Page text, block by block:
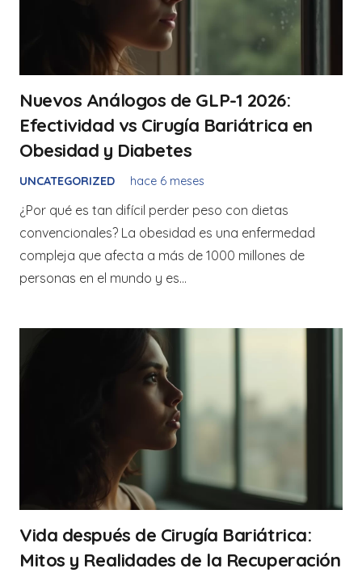
Nuevos Análogos de GLP-1 2026:
Efectividad vs Cirugía Bariátrica en
Obesidad y Diabetes
UNCATEGORIZED hace 6 meses
¿Por qué es tan difícil perder peso con dietas
convencionales? La obesidad es una enfermedad
compleja que afecta a más de 1000 millones de
personas en el mundo y es…
Vida después de Cirugía Bariátrica:
Mitos y Realidades de la Recuperación